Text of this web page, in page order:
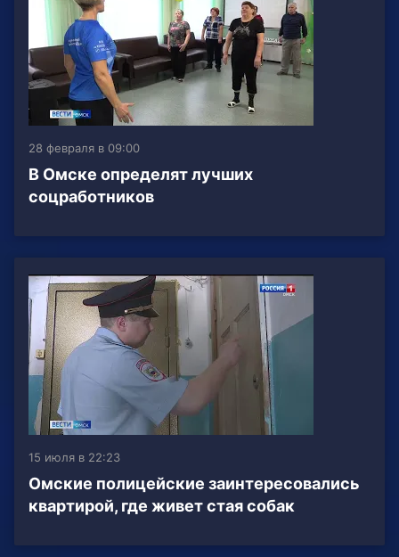
28 февраля в 09:00
В Омске определят лучших
соцработников
15 июля в 22:23
Омские полицейские заинтересовались
квартирой, где живет стая собак